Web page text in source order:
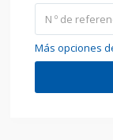
Más opciones